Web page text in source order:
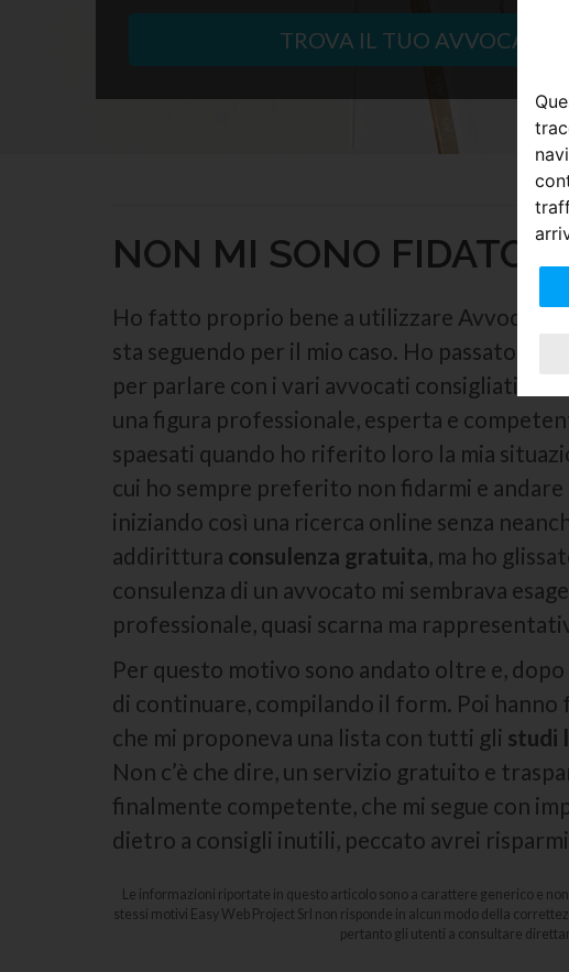
TROVA IL TUO AVVOCATO
NON MI SONO FIDATO
Ho fatto proprio bene a utilizzare Avvocato
sta seguendo per il mio caso. Ho passato
per parlare con i vari avvocati consigliati da
una figura professionale, esperta e
spaesati quando ho riferito loro la mia
cui ho sempre preferito non fidarmi e
iniziando così una ricerca online senza
addirittura consulenza gratuita, ma ho
consulenza di un avvocato mi sembrava
professionale, quasi scarna ma
Per questo motivo sono andato oltre e,
di continuare, compilando il form. Poi
che mi proponeva una lista con tutti gli studi
Non c’è che dire, un servizio gratuito e
finalmente competente, che mi segue con
dietro a consigli inutili, peccato avrei
Le informazioni riportate in questo articolo sono a carattere generico e
stessi motivi Easy Web Project Srl non risponde in alcun modo della
pertanto gli utenti a consultare